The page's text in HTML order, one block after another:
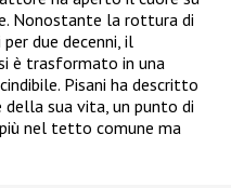
Nonostante la rottura di
due decenni, il
è trasformato in una
Pisani ha descritto
sua vita, un punto di
nel tetto comune ma